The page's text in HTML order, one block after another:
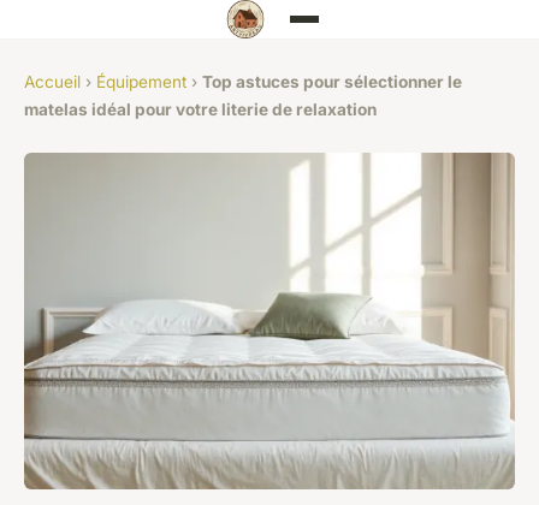
Accueil › Équipement › Top astuces pour sélectionner le
matelas idéal pour votre literie de relaxation